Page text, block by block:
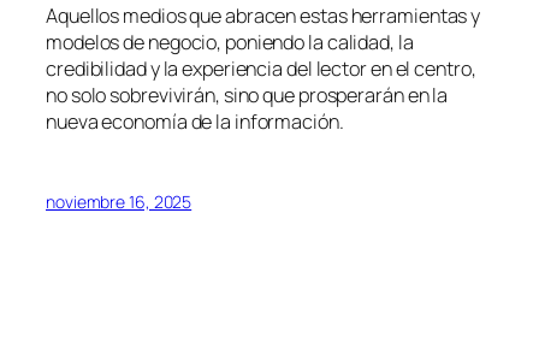
Aquellos medios que abracen estas herramientas y
modelos de negocio, poniendo la calidad, la
credibilidad y la experiencia del lector en el centro,
no solo sobrevivirán, sino que prosperarán en la
nueva economía de la información.
noviembre 16, 2025